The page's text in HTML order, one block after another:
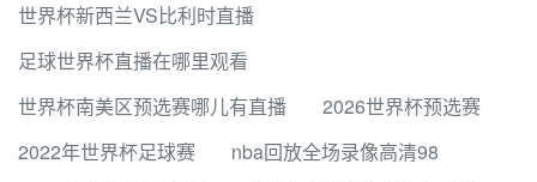
世界杯新西兰VS比利时直播
足球世界杯直播在哪里观看
世界杯南美区预选赛哪儿有直播
2026世界杯预选赛
2022年世界杯足球赛
nba回放全场录像高清98